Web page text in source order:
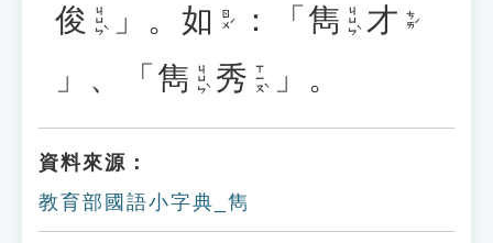
俊 ㄐㄩㄣˋ 」。 如 ㄖㄨˊ ：「 雋 ㄐㄩㄣˋ 才 ㄘㄞˊ
」、「 雋 ㄐㄩㄣˋ 秀 ㄒㄧㄡˋ 」。
資料來源：
教育部國語小字典_雋